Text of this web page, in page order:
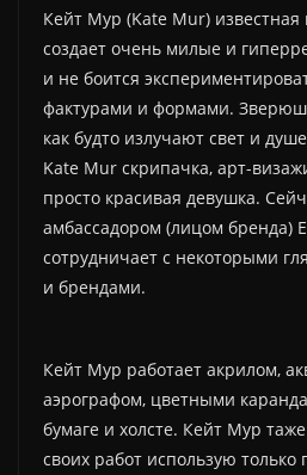
Кейт Мур (Kate Mur) известная
создает очень милые и
и не боится
фактурами и формами.
как будто излучают свет и
Kate Mur скрипачка, арт-
просто красивая девушка.
амбассадором (лицом бренда)
сотрудничает с некоторыми
и брендами.
Кейт Мур работает акрилом,
аэрографом, цветными
бумаге и холсте. Кейт Мур
своих работ использую